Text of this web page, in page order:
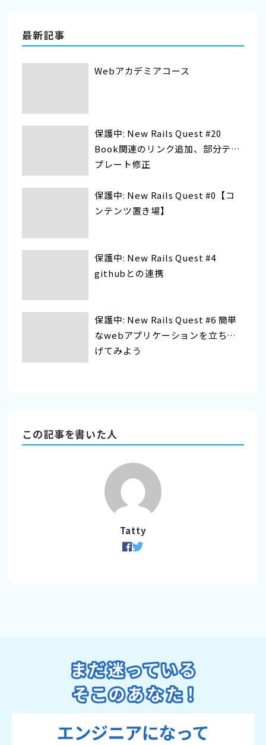
最新記事
Webアカデミアコース
保護中: New Rails Quest #20
Book関連のリンク追加、部分テン
プレート修正
保護中: New Rails Quest #0【コ
ンテンツ置き場】
保護中: New Rails Quest #4
githubとの連携
保護中: New Rails Quest #6 簡単
なwebアプリケーションを立ち上
げてみよう
この記事を書いた人
Tatty